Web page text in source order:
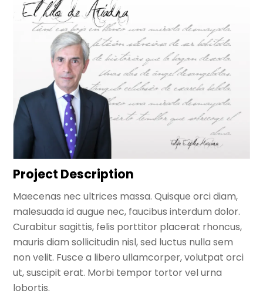
Project Description
Maecenas nec ultrices massa. Quisque orci diam,
malesuada id augue nec, faucibus interdum dolor.
Curabitur sagittis, felis porttitor placerat rhoncus,
mauris diam sollicitudin nisl, sed luctus nulla sem
non velit. Fusce a libero ullamcorper, volutpat orci
ut, suscipit erat. Morbi tempor tortor vel urna
lobortis.